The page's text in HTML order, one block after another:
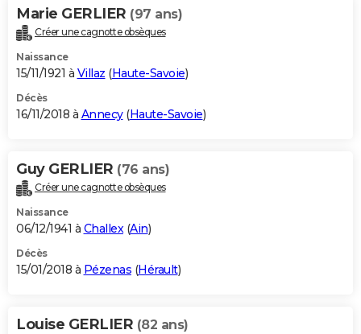
Marie GERLIER (97 ans)
Créer une cagnotte obsèques
Naissance
15/11/1921 à Villaz (Haute-Savoie)
Décès
16/11/2018 à Annecy(Haute-Savoie)
Guy GERLIER (76 ans)
Créer une cagnotte obsèques
Naissance
06/12/1941 à Challex(Ain)
Décès
15/01/2018 à Pézenas (Hérault)
Louise GERLIER (82 ans)